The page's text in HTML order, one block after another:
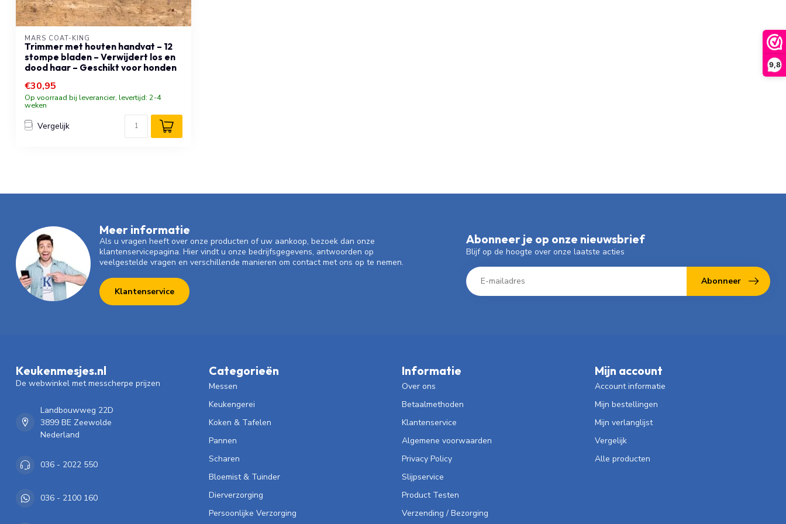
9,8
MARS COAT-KING
Trimmer met houten handvat – 12
stompe bladen – Verwijdert los en
dood haar – Geschikt voor honden
€30,95
Op voorraad bij leverancier, levertijd: 2-4
weken
Vergelijk
Meer informatie
Als u vragen heeft over onze producten of uw aankoop, bezoek dan onze
klantenservicepagina. Hier vindt u onze bedrijfsgegevens, antwoorden op
veelgestelde vragen en verschillende manieren om contact met ons op te nemen.
Klantenservice
Abonneer je op onze nieuwsbrief
Blijf op de hoogte over onze laatste acties
Abonneer
Keukenmesjes.nl
De webwinkel met messcherpe prijzen
Landbouwweg 22D
3899 BE Zeewolde
Nederland
036 - 2022 550
036 - 2100 160
Categorieën
Messen
Keukengerei
Koken & Tafelen
Pannen
Scharen
Bloemist & Tuinder
Dierverzorging
Persoonlijke Verzorging
Informatie
Over ons
Betaalmethoden
Klantenservice
Algemene voorwaarden
Privacy Policy
Slijpservice
Product Testen
Verzending / Bezorging
Mijn account
Account informatie
Mijn bestellingen
Mijn verlanglijst
Vergelijk
Alle producten